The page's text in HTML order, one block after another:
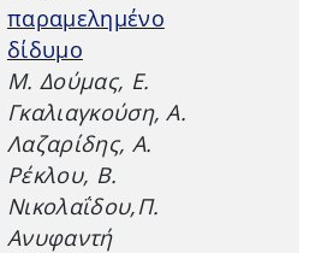
παραμελημένο
δίδυμο
Μ. Δούμας, Ε.
Γκαλιαγκούση, Α.
Λαζαρίδης, Α.
Ρέκλου, Β.
Νικολαΐδου,Π.
Ανυφαντή